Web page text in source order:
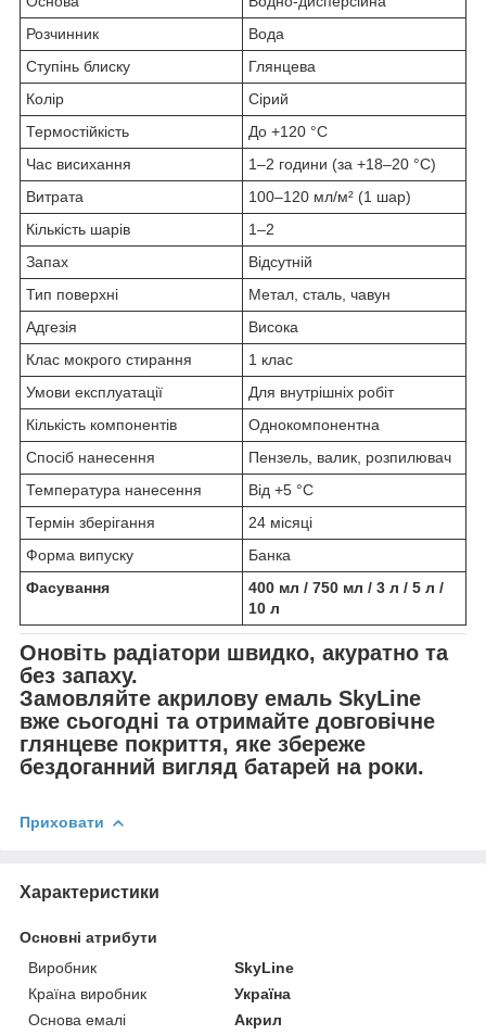
Розчинник
Вода
Ступінь блиску
Глянцева
Колір
Сірий
Термостійкість
До +120 °C
Час висихання
1–2 години (за +18–20 °C)
Витрата
100–120 мл/м² (1 шар)
Кількість шарів
1–2
Запах
Відсутній
Тип поверхні
Метал, сталь, чавун
Адгезія
Висока
Клас мокрого стирання
1 клас
Умови експлуатації
Для внутрішніх робіт
Кількість компонентів
Однокомпонентна
Спосіб нанесення
Пензель, валик, розпилювач
Температура нанесення
Від +5 °C
Термін зберігання
24 місяці
Форма випуску
Банка
Фасування
400 мл / 750 мл / 3 л / 5 л /
10 л
Оновіть радіатори швидко, акуратно та
без запаху.
Замовляйте акрилову емаль SkyLine
вже сьогодні та отримайте довговічне
глянцеве покриття, яке збереже
бездоганний вигляд батарей на роки.
Приховати
Характеристики
Основні атрибути
Виробник
SkyLine
Країна виробник
Україна
Основа емалі
Акрил